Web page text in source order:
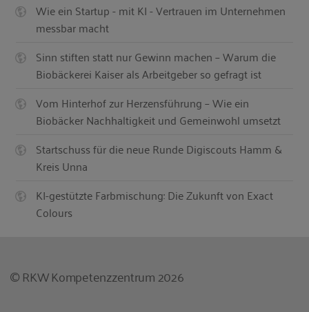
Wie ein Startup - mit KI - Vertrauen im Unternehmen
messbar macht
Sinn stiften statt nur Gewinn machen – Warum die
Biobäckerei Kaiser als Arbeitgeber so gefragt ist
Vom Hinterhof zur Herzensführung – Wie ein
Biobäcker Nachhaltigkeit und Gemeinwohl umsetzt
Startschuss für die neue Runde Digiscouts Hamm &
Kreis Unna
KI-gestützte Farbmischung: Die Zukunft von Exact
Colours
© RKW Kompetenzzentrum 2026